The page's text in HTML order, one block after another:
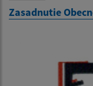
Zasadnutie